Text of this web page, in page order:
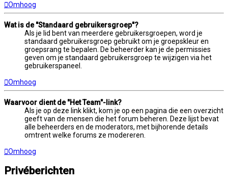
Omhoog
Wat is de "Standaard gebruikersgroep"?
Als je lid bent van meerdere gebruikersgroepen, word je
standaard gebruikersgroep gebruikt om je groepskleur en
groepsrang te bepalen. De beheerder kan je de permissies
geven om je standaard gebruikersgroep te wijzigen via het
gebruikerspaneel.
Omhoog
Waarvoor dient de "Het Team"-link?
Als je op deze link klikt, kom je op een pagina die een overzicht
geeft van de mensen die het forum beheren. Deze lijst bevat
alle beheerders en de moderators, met bijhorende details
omtrent welke forums ze modereren.
Omhoog
Privéberichten